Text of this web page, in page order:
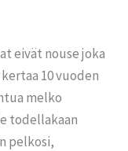
eivät nouse joka
10 vuoden
melko
todellakaan
pelkosi,